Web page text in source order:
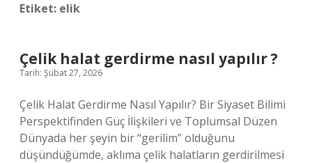
Etiket: elik
Çelik halat gerdirme nasıl yapılır ?
Tarih: Şubat 27, 2026
Çelik Halat Gerdirme Nasıl Yapılır? Bir Siyaset Bilimi
Perspektifinden Güç İlişkileri ve Toplumsal Düzen
Dünyada her şeyin bir “gerilim” olduğunu
düşündüğümde, aklıma çelik halatların gerdirilmesi